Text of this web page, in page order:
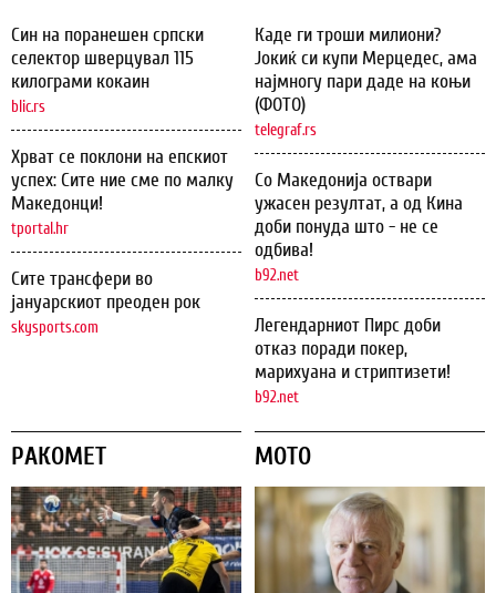
Син на поранешен српски
селектор шверцувал 115
килограми кокаин
blic.rs
Хрват се поклони на епскиот
успех: Сите ние сме по малку
Македонци!
tportal.hr
Сите трансфери во
јануарскиот преоден рок
skysports.com
Каде ги троши милиони?
Јокиќ си купи Мерцедес, ама
најмногу пари даде на коњи
(ФОТО)
telegraf.rs
Со Македонија оствари
ужасен резултат, а од Кина
доби понуда што - не се
одбива!
b92.net
Легендарниот Пирс доби
отказ поради покер,
марихуана и стриптизети!
b92.net
РАКОМЕТ МОТО